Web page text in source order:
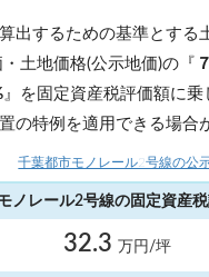
出するための基準とす
土地価格(公示地価)の『
』を固定資産税評価額に
の特例を適用できる場合
千葉都市モノレール2号線の公
ノレール2号線の固定資産
32.3万円/坪